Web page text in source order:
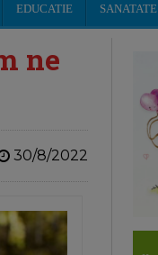
EDUCATIE SANATATE
ne
30/8/2022